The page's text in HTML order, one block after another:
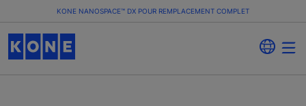
KONE NANOSPACE™ DX POUR REMPLACEMENT COMPLET